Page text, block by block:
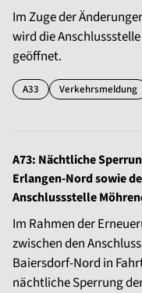
Im Zuge der
wird die
geöffnet.
A33 Verkehrsmeldung
A73: Nächtliche
Erlangen-Nord sowie
Anschlussstelle
Im Rahmen der
zwischen den
Baiersdorf-Nord in
nächtliche Sperrung